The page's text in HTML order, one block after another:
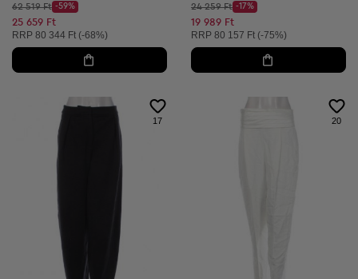
Kezdő ár:
62 519 Ft
Discount Price:
-59%
Csökkentett ár:
25 659 Ft
Ajánlott ár:
RRP 80 344 Ft (-68%)
Kezdő ár:
24 259 Ft
Discount Price:
-17%
Csökkentett ár:
19 989 Ft
Ajánlott ár:
RRP 80 157 Ft (-75%)
17 20